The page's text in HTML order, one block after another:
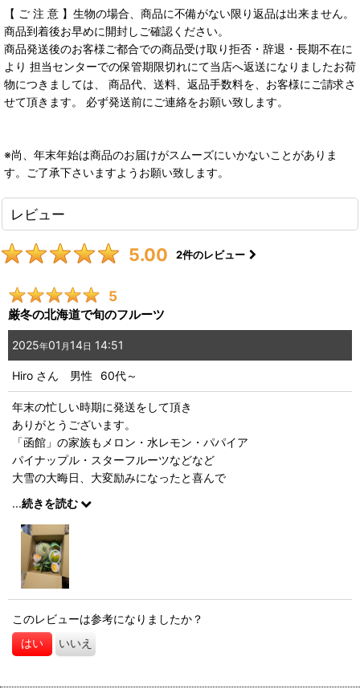
【 ご 注 意 】生物の場合、商品に不備がない限り返品は出来ません。
商品到着後お早めに開封しご確認ください。
商品発送後のお客様ご都合での商品受け取り拒否・辞退・長期不在に
より 担当センターでの保管期限切れにて当店へ返送になりましたお荷
物につきましては、 商品代、送料、返品手数料を、お客様にご請求さ
せて頂きます。 必ず発送前にご連絡をお願い致します。
※尚、年末年始は商品のお届けがスムーズにいかないことがありま
す。ご了承下さいますようお願い致します。
レビュー
5.00 2件のレビュー
5
厳冬の北海道で旬のフルーツ
2025年01 月 14日 14:51
Hiro さん 男性 60代～
年末の忙しい時期に発送をして頂き
ありがとうございます。
「函館」の家族もメロン・水レモン・パパイア
パイナップル・スターフルーツなどなど
大雪の大晦日、大変励みになったと喜んで
いました。いっべーにふぇーでーびる。
...続きを読む
このレビューは参考になりましたか？
はい いいえ